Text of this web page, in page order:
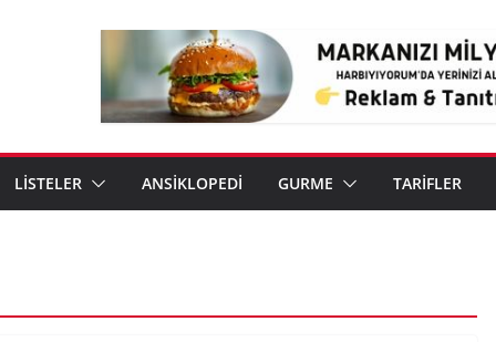
LİSTELER ANSİKLOPEDİ GURME TARİFLER